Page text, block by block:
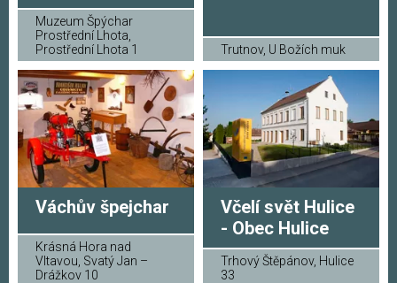
Muzeum Špýchar
Prostřední Lhota,
Prostřední Lhota 1
Trutnov, U Božích muk
Váchův špejchar
Krásná Hora nad
Vltavou, Svatý Jan –
Drážkov 10
Včelí svět Hulice
- Obec Hulice
Trhový Štěpánov, Hulice
33